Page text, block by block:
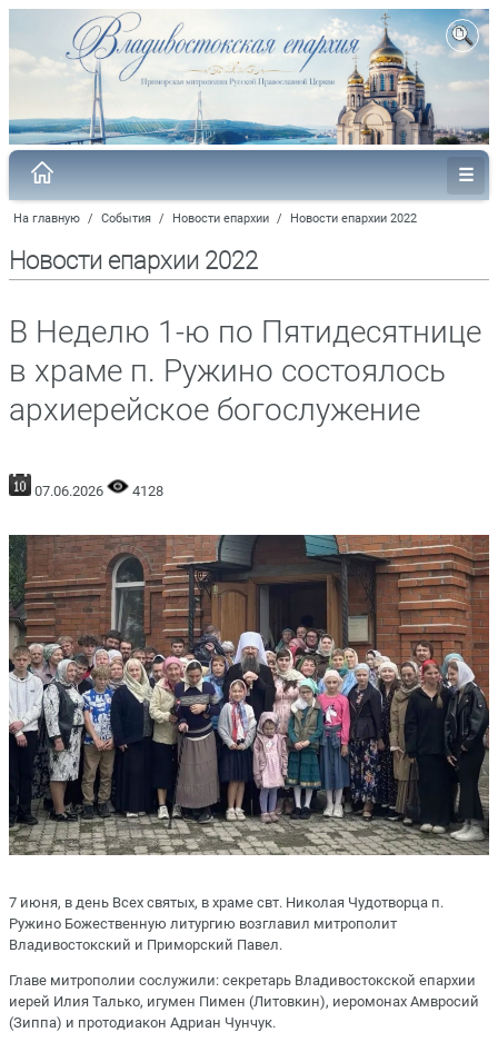
На главную / События / Новости епархии / Новости епархии 2022
Новости епархии 2022
В Неделю 1-ю по Пятидесятнице
в храме п. Ружино состоялось
архиерейское богослужение
07.06.2026 4128
7 июня, в день Всех святых, в храме свт. Николая Чудотворца п.
Ружино Божественную литургию возглавил митрополит
Владивостокский и Приморский Павел.
Главе митрополии сослужили: секретарь Владивостокской епархии
иерей Илия Талько, игумен Пимен (Литовкин), иеромонах Амвросий
(Зиппа) и протодиакон Адриан Чунчук.